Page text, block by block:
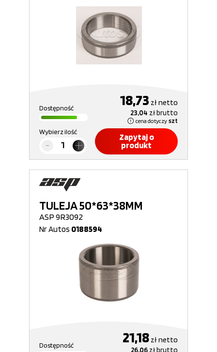
Dostępność 18,73 złnetto
23,04 złbrutto
cena dotyczy szt
Wybierz ilość
Zapytaj o
produkt
TULEJA 50*63*38MM
ASP 9R3092
Nr Autos 0188594
Dostępność 21,18 złnetto
26,06 złbrutto